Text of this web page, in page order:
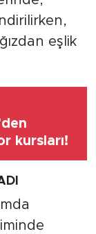
eşlik
kursları!